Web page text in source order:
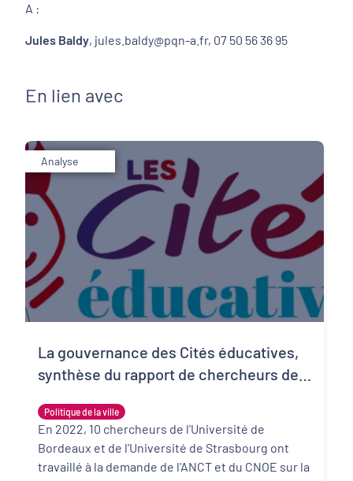
A :
Jules Baldy, jules.baldy@pqn-a.fr, 07 50 56 36 95
En lien avec
Analyse
Politique de la ville
La gouvernance des Cités éducatives,
synthèse du rapport de chercheurs de
En 2022, 10 chercheurs de l'Université de
Bordeaux et de l'Université de Strasbourg ont
travaillé à la demande de l'ANCT et du CNOE sur la